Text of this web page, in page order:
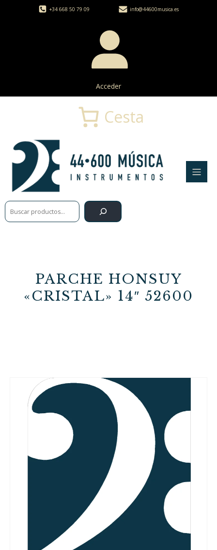
+34 668 50 79 09 info@44600musica.es
Acceder
Buscar
Cesta
PARCHE HONSUY
«CRISTAL» 14″ 52600